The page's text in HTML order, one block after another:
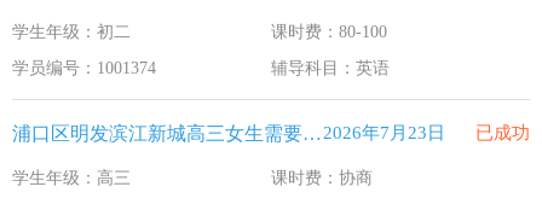
学生年级：初二
课时费：80-100
学员编号：1001374
辅导科目：英语
浦口区明发滨江新城高三女生需要补习系统补习高2026年7月23日 已成功
学生年级：高三
课时费：协商